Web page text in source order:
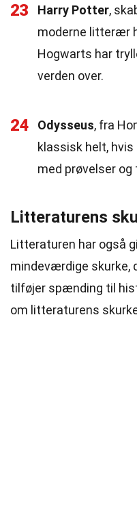
23 Harry Potter,
moderne litterær
Hogwarts har
verden over.
24 Odysseus, fra
klassisk helt,
med prøvelser og
Litteraturens
Litteraturen har også
mindeværdige skurke,
tilføjer spænding til
om litteraturens